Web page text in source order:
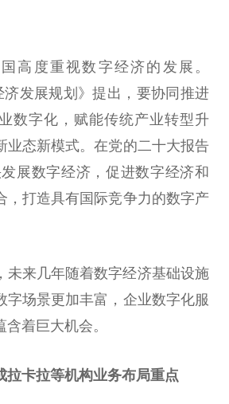
高度重视数字经济的发展。
济发展规划》提出，要协同推进
数字化，赋能传统产业转型升
业态新模式。在党的二十大报告
展数字经济，促进数字经济和
，打造具有国际竞争力的数字产
未来几年随着数字经济基础设施
字场景更加丰富，企业数字化服
着巨大机会。
拉卡拉等机构业务布局重点